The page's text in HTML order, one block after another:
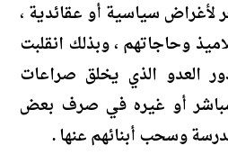
لأغراض سياسية أو عقائدية ،
وحاجاتهم ، وبذلك انقلبت
العدو الذي يخلق صراعات
أو غيره في صرف بعض
وسحب أبنائهم عنها .